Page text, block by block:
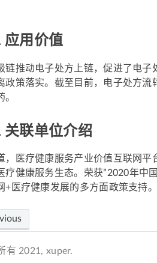
应用价值
链推动电子处方上链，促进了电
政策落实。截至目前，电子处方
。
关联单位介绍
，医疗健康服务产业价值互联网平
疗健康服务生态。荣获”2020年中
+医疗健康发展的多方面政策支持。
有 2021, xuper.